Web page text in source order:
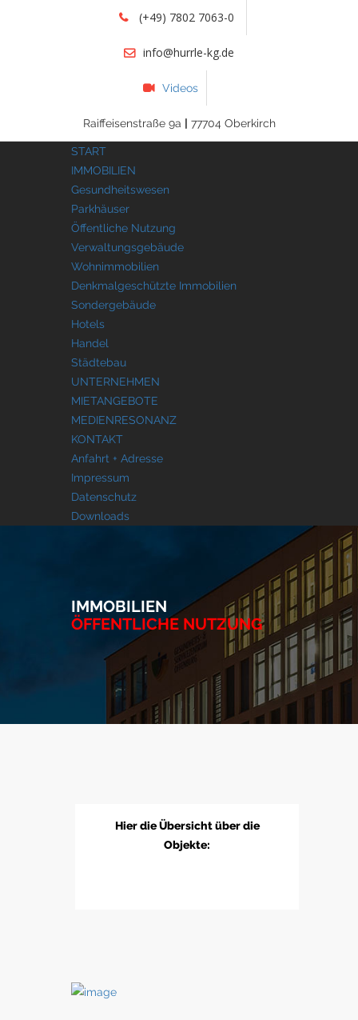
(+49) 7802 7063-0
info@hurrle-kg.de
Videos
Raiffeisenstraße 9a | 77704 Oberkirch
START
IMMOBILIEN
Gesundheitswesen
Parkhäuser
Öffentliche Nutzung
Verwaltungsgebäude
Wohnimmobilien
Denkmalgeschützte Immobilien
Sondergebäude
Hotels
Handel
Städtebau
UNTERNEHMEN
MIETANGEBOTE
MEDIENRESONANZ
KONTAKT
Anfahrt + Adresse
Impressum
Datenschutz
Downloads
IMMOBILIEN
ÖFFENTLICHE NUTZUNG
Hier die Übersicht über die
Objekte: